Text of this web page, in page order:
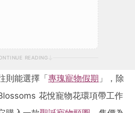
READING
則能選擇「 專瑰寵物假期 」，除
花悅寵物花環項帶工作